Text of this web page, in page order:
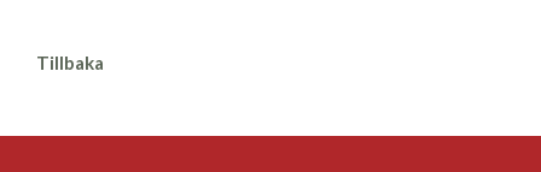
Tillbaka